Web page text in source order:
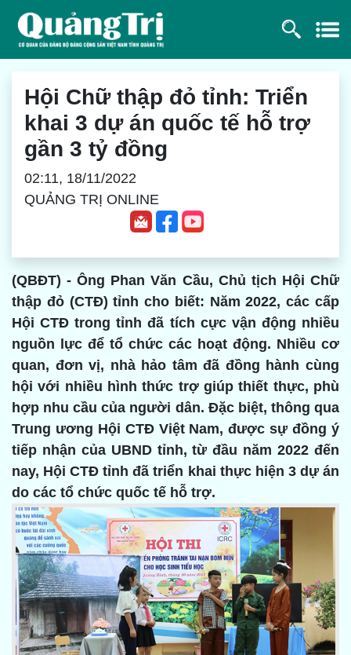
Hội Chữ thập đỏ tỉnh: Triển
khai 3 dự án quốc tế hỗ trợ
gần 3 tỷ đồng
02:11, 18/11/2022
QUẢNG TRỊ ONLINE
(QBĐT) - Ông Phan Văn Cầu, Chủ tịch Hội Chữ
thập đỏ (CTĐ) tỉnh cho biết: Năm 2022, các cấp
Hội CTĐ trong tỉnh đã tích cực vận động nhiều
nguồn lực để tổ chức các hoạt động. Nhiều cơ
quan, đơn vị, nhà hảo tâm đã đồng hành cùng
hội với nhiều hình thức trợ giúp thiết thực, phù
hợp nhu cầu của người dân. Đặc biệt, thông qua
Trung ương Hội CTĐ Việt Nam, được sự đồng ý
tiếp nhận của UBND tỉnh, từ đầu năm 2022 đến
nay, Hội CTĐ tỉnh đã triển khai thực hiện 3 dự án
do các tổ chức quốc tế hỗ trợ.